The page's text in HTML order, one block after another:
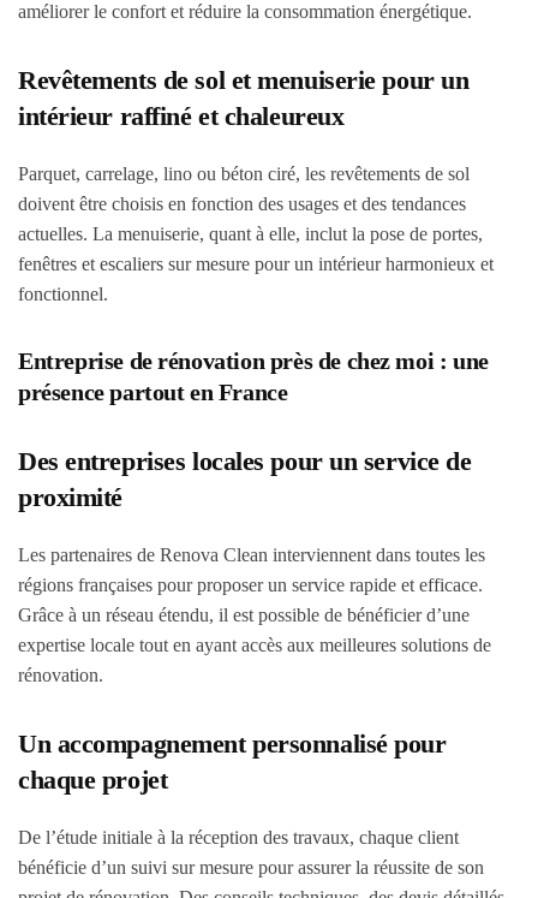
améliorer le confort et réduire la consommation énergétique.
Revêtements de sol et menuiserie pour un
intérieur raffiné et chaleureux
Parquet, carrelage, lino ou béton ciré, les revêtements de sol
doivent être choisis en fonction des usages et des tendances
actuelles. La menuiserie, quant à elle, inclut la pose de portes,
fenêtres et escaliers sur mesure pour un intérieur harmonieux et
fonctionnel.
Entreprise de rénovation près de chez moi : une
présence partout en France
Des entreprises locales pour un service de
proximité
Les partenaires de Renova Clean interviennent dans toutes les
régions françaises pour proposer un service rapide et efficace.
Grâce à un réseau étendu, il est possible de bénéficier d’une
expertise locale tout en ayant accès aux meilleures solutions de
rénovation.
Un accompagnement personnalisé pour
chaque projet
De l’étude initiale à la réception des travaux, chaque client
bénéficie d’un suivi sur mesure pour assurer la réussite de son